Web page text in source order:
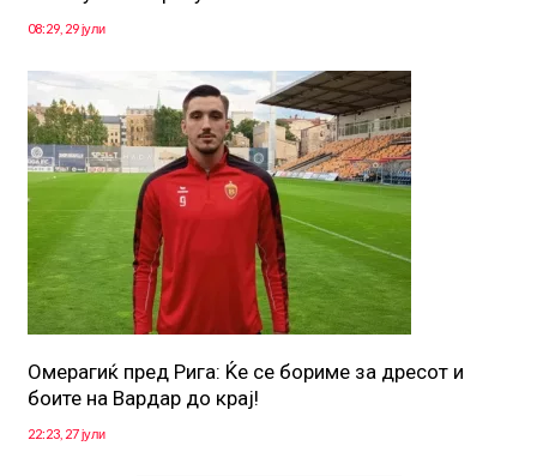
08:29, 29 јули
Омерагиќ пред Рига: Ќе се бориме за дресот и
боите на Вардар до крај!
22:23, 27 јули